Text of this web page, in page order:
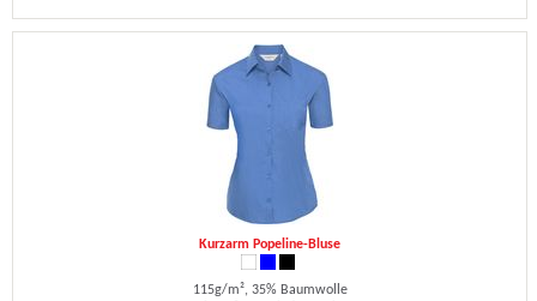
Kurzarm Popeline-Bluse
115g/m², 35% Baumwolle